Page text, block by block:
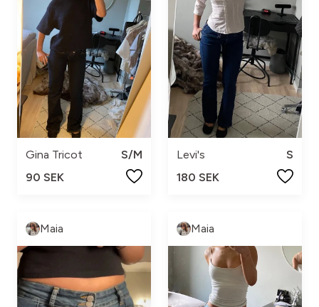
Gina Tricot
S/M
90 SEK
Levi's
S
180 SEK
Maia Maia